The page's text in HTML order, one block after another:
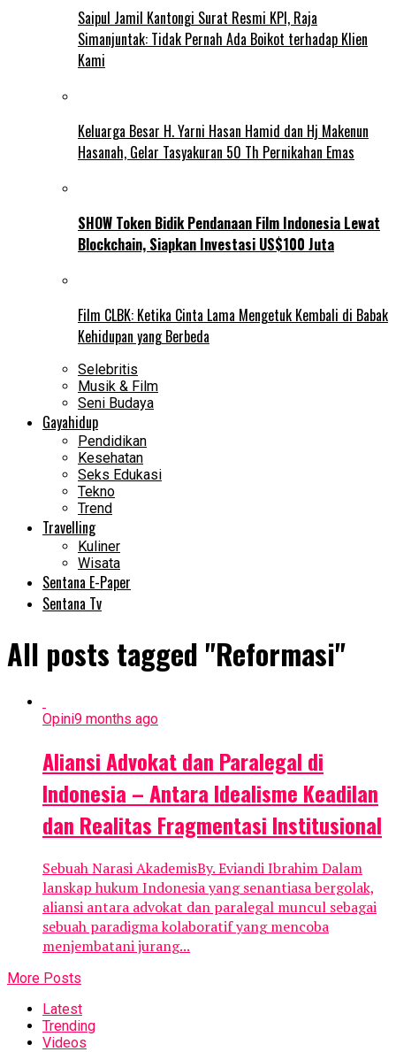
Saipul Jamil Kantongi Surat Resmi KPI, Raja
Simanjuntak: Tidak Pernah Ada Boikot terhadap Klien
Kami
Keluarga Besar H. Yarni Hasan Hamid dan Hj Makenun
Hasanah, Gelar Tasyakuran 50 Th Pernikahan Emas
SHOW Token Bidik Pendanaan Film Indonesia Lewat
Blockchain, Siapkan Investasi US$100 Juta
Film CLBK: Ketika Cinta Lama Mengetuk Kembali di Babak
Kehidupan yang Berbeda
Selebritis
Musik & Film
Seni Budaya
Gayahidup
Pendidikan
Kesehatan
Seks Edukasi
Tekno
Trend
Travelling
Kuliner
Wisata
Sentana E-Paper
Sentana Tv
All posts tagged "Reformasi"
Opini9 months ago
Aliansi Advokat dan Paralegal di
Indonesia – Antara Idealisme Keadilan
dan Realitas Fragmentasi Institusional
Sebuah Narasi AkademisBy. Eviandi Ibrahim Dalam
lanskap hukum Indonesia yang senantiasa bergolak,
aliansi antara advokat dan paralegal muncul sebagai
sebuah paradigma kolaboratif yang mencoba
menjembatani jurang...
More Posts
Latest
Trending
Videos